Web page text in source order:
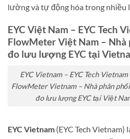
lường và tự động hóa trong nhiều
EYC Việt Nam – EYC Tech
FlowMeter Việt Nam –
đo lưu lượng EYC tại
EYC Vietnam – EYC Tech Vietnam
FlowMeter Vietnam – Nhà phân
đo lưu lượng EYC tại Việt
EYC Vietnam (EYC Tech